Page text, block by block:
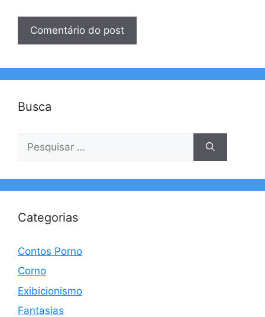
Busca
por:
Categorias
Contos Porno
Corno
Exibicionismo
Fantasias